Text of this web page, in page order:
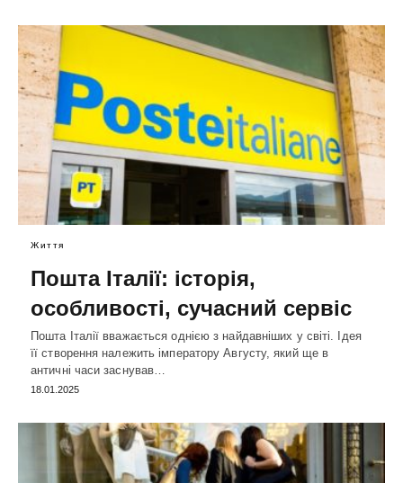
Життя
Пошта Італії: історія,
особливості, сучасний сервіс
Пошта Італії вважається однією з найдавніших у світі. Ідея
її створення належить імператору Августу, який ще в
античні часи заснував…
18.01.2025